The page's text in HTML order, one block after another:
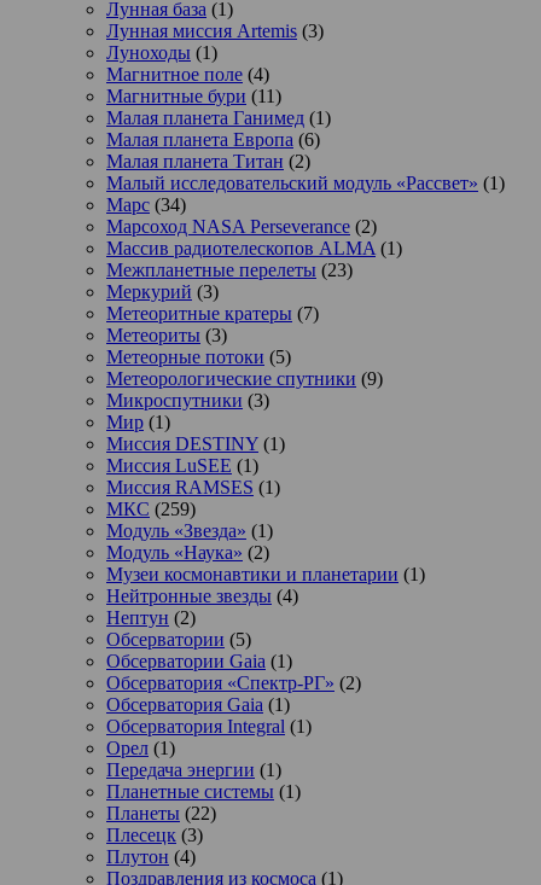
Лунная база (1)
Лунная миссия Artemis (3)
Луноходы (1)
Магнитное поле (4)
Магнитные бури (11)
Малая планета Ганимед (1)
Малая планета Европа (6)
Малая планета Титан (2)
Малый исследовательский модуль «Рассвет» (1)
Марс (34)
Марсоход NASA Perseverance (2)
Массив радиотелескопов ALMA (1)
Межпланетные перелеты (23)
Меркурий (3)
Метеоритные кратеры (7)
Метеориты (3)
Метеорные потоки (5)
Метеорологические спутники (9)
Микроспутники (3)
Мир (1)
Миссия DESTINY (1)
Миссия LuSEE (1)
Миссия RAMSES (1)
МКС (259)
Модуль «Звезда» (1)
Модуль «Наука» (2)
Музеи космонавтики и планетарии (1)
Нейтронные звезды (4)
Нептун (2)
Обсерватории (5)
Обсерватории Gaia (1)
Обсерватория «Спектр-РГ» (2)
Обсерватория Gaia (1)
Обсерватория Integral (1)
Орел (1)
Передача энергии (1)
Планетные системы (1)
Планеты (22)
Плесецк (3)
Плутон (4)
Поздравления из космоса (1)